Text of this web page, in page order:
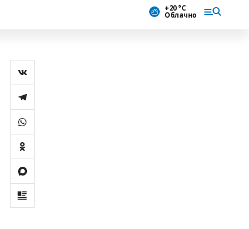
+20 °С
Облачно